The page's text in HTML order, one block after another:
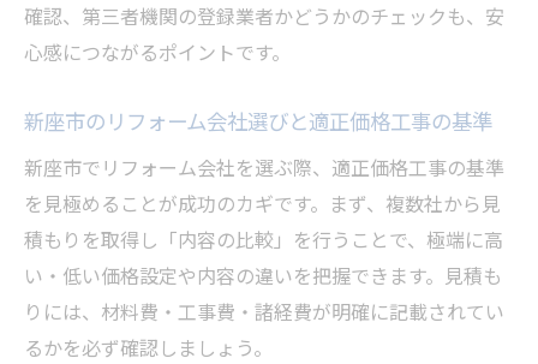
費用を抑えて満足リフォームを実現するには
適正価格工事でコストを抑えるリフォーム
の秘訣
費用と品質を両立する適正価格工事の選び
方
無駄な追加費用を防ぐ適正価格工事の工夫
補助金利用で実現する適正価格工事のコツ
確認、第三者機関の登録業者かどうかのチェックも、安
心感につながるポイントです。
新座市のリフォーム会社選びと適正価格工事の基準
新座市でリフォーム会社を選ぶ際、適正価格工事の基準
を見極めることが成功のカギです。まず、複数社から見
積もりを取得し「内容の比較」を行うことで、極端に高
い・低い価格設定や内容の違いを把握できます。見積も
りには、材料費・工事費・諸経費が明確に記載されてい
るかを必ず確認しましょう。